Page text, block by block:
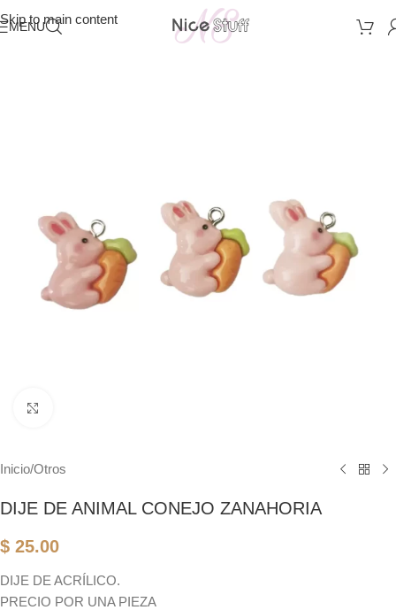
Skip to main content
MENU
Inicio/Otros
DIJE DE ANIMAL CONEJO ZANAHORIA
$ 25.00
DIJE DE ACRÍLICO.
PRECIO POR UNA PIEZA